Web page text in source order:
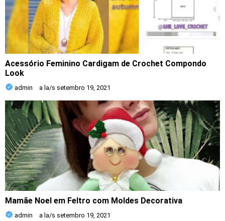
Acessório Feminino Cardigam de Crochet Compondo
Look
admin a la/s setembro 19, 2021
Mamãe Noel em Feltro com Moldes Decorativa
admin a la/s setembro 19, 2021